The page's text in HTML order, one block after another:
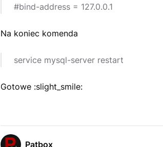
#bind-address = 127.0.0.1
Na koniec komenda
service mysql-server restart
Gotowe :slight_smile:
Patbox